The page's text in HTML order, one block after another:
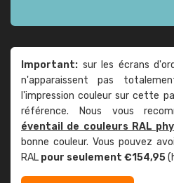
Important: sur les écrans
n'apparaissent pas
l'impression couleur sur cette
référence. Nous vous
éventail de couleurs RAL
bonne couleur. Vous pouvez
RAL pour seulement €154,95